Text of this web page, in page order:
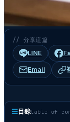
// 分享這篇
LINE
Email
☰目錄table-of-